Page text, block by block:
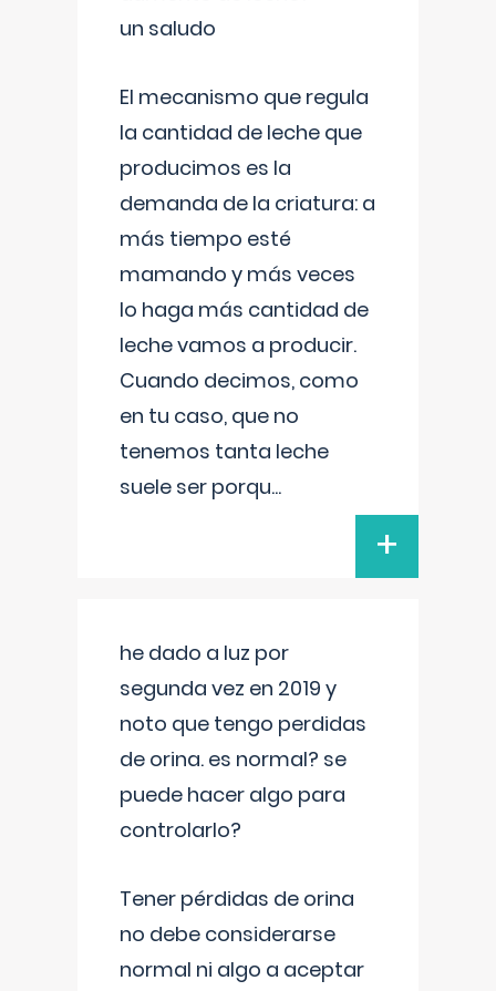
un saludo
El mecanismo que regula
la cantidad de leche que
producimos es la
demanda de la criatura: a
más tiempo esté
mamando y más veces
lo haga más cantidad de
leche vamos a producir.
Cuando decimos, como
en tu caso, que no
tenemos tanta leche
suele ser porqu...
+
he dado a luz por
segunda vez en 2019 y
noto que tengo perdidas
de orina. es normal? se
puede hacer algo para
controlarlo?
Tener pérdidas de orina
no debe considerarse
normal ni algo a aceptar